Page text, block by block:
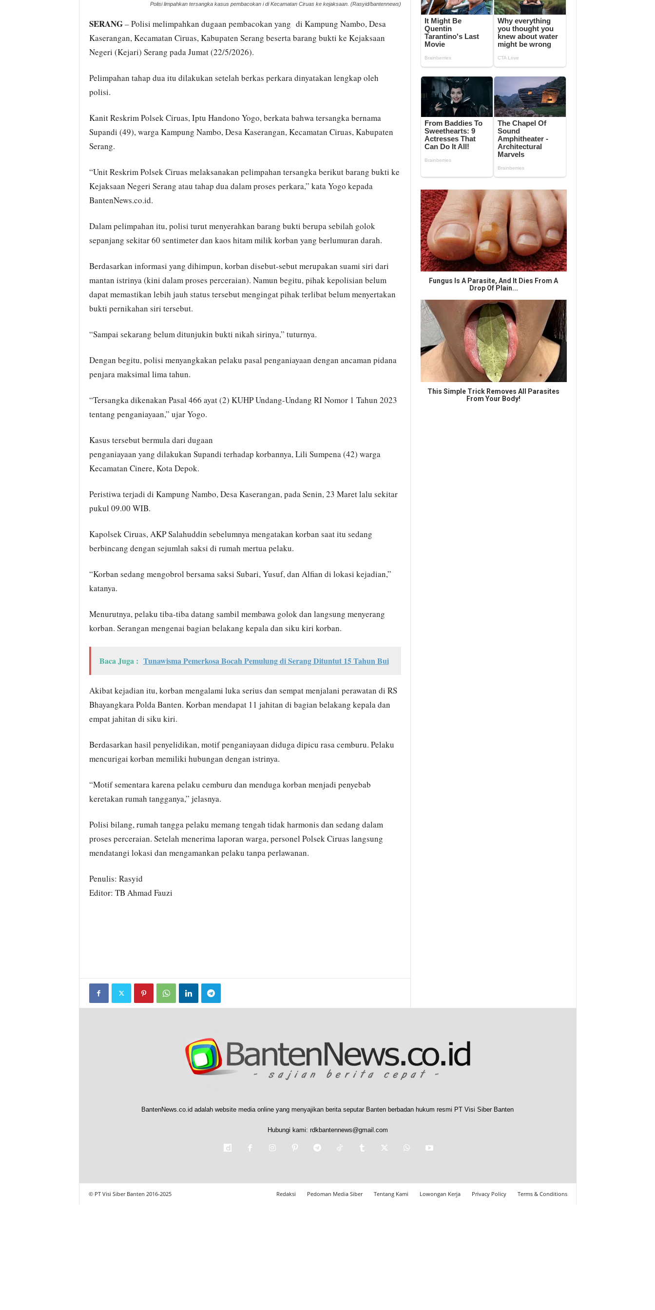
Polisi limpahkan tersangka kasus pembacokan i di Kecamatan Ciruas ke kejaksaan. (Rasyid/bantennews)
SERANG– Polisi melimpahkan dugaan pembacokan yang di Kampung Nambo, Desa
Kaserangan, Kecamatan Ciruas, Kabupaten Serang beserta barang bukti ke Kejaksaan
Negeri (Kejari) Serang pada Jumat (22/5/2026).
Pelimpahan tahap dua itu dilakukan setelah berkas perkara dinyatakan lengkap oleh
polisi.
Kanit Reskrim Polsek Ciruas, Iptu Handono Yogo, berkata bahwa tersangka bernama
Supandi (49), warga Kampung Nambo, Desa Kaserangan, Kecamatan Ciruas, Kabupaten
Serang.
“Unit Reskrim Polsek Ciruas melaksanakan pelimpahan tersangka berikut barang bukti ke
Kejaksaan Negeri Serang atau tahap dua dalam proses perkara,” kata Yogo kepada
BantenNews.co.id.
Dalam pelimpahan itu, polisi turut menyerahkan barang bukti berupa sebilah golok
sepanjang sekitar 60 sentimeter dan kaos hitam milik korban yang berlumuran darah.
Berdasarkan informasi yang dihimpun, korban disebut-sebut merupakan suami siri dari
mantan istrinya (kini dalam proses perceraian). Namun begitu, pihak kepolisian belum
dapat memastikan lebih jauh status tersebut mengingat pihak terlibat belum menyertakan
bukti pernikahan siri tersebut.
“Sampai sekarang belum ditunjukin bukti nikah sirinya,” tuturnya.
Dengan begitu, polisi menyangkakan pelaku pasal penganiayaan dengan ancaman pidana
penjara maksimal lima tahun.
“Tersangka dikenakan Pasal 466 ayat (2) KUHP Undang-Undang RI Nomor 1 Tahun 2023
tentang penganiayaan,” ujar Yogo.
Kasus tersebut bermula dari dugaan
penganiayaan yang dilakukan Supandi terhadap korbannya, Lili Sumpena (42) warga
Kecamatan Cinere, Kota Depok.
Peristiwa terjadi di Kampung Nambo, Desa Kaserangan, pada Senin, 23 Maret lalu sekitar
pukul 09.00 WIB.
Kapolsek Ciruas, AKP Salahuddin sebelumnya mengatakan korban saat itu sedang
berbincang dengan sejumlah saksi di rumah mertua pelaku.
“Korban sedang mengobrol bersama saksi Subari, Yusuf, dan Alfian di lokasi kejadian,”
katanya.
Menurutnya, pelaku tiba-tiba datang sambil membawa golok dan langsung menyerang
korban. Serangan mengenai bagian belakang kepala dan siku kiri korban.
Baca Juga : Tunawisma Pemerkosa Bocah Pemulung di Serang Dituntut 15 Tahun Bui
Akibat kejadian itu, korban mengalami luka serius dan sempat menjalani perawatan di RS
Bhayangkara Polda Banten. Korban mendapat 11 jahitan di bagian belakang kepala dan
empat jahitan di siku kiri.
Berdasarkan hasil penyelidikan, motif penganiayaan diduga dipicu rasa cemburu. Pelaku
mencurigai korban memiliki hubungan dengan istrinya.
“Motif sementara karena pelaku cemburu dan menduga korban menjadi penyebab
keretakan rumah tangganya,” jelasnya.
Polisi bilang, rumah tangga pelaku memang tengah tidak harmonis dan sedang dalam
proses perceraian. Setelah menerima laporan warga, personel Polsek Ciruas langsung
mendatangi lokasi dan mengamankan pelaku tanpa perlawanan.
Penulis: Rasyid
Editor: TB Ahmad Fauzi
Fungus Is A Parasite, And It Dies From A
Drop Of Plain...
This Simple Trick Removes All Parasites
From Your Body!
BantenNews.co.id adalah website media online yang menyajikan berita seputar Banten berbadan hukum resmi PT Visi Siber Banten
Hubungi kami: rdkbantennews@gmail.com
Redaksi Pedoman Media Siber Tentang Kami Lowongan Kerja Privacy Policy Terms & Conditions
© PT Visi Siber Banten 2016-2025